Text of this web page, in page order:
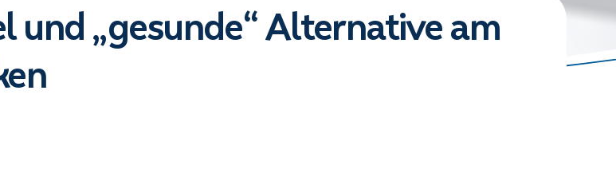
und „gesunde“ Alternative am